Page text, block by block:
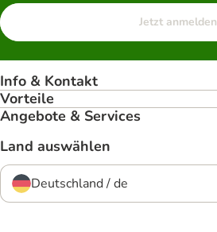
Jetzt anmelden
Info & Kontakt
Vorteile
Angebote & Services
Land auswählen
Deutschland / de